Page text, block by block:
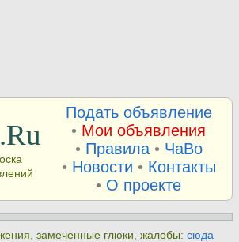
Подать объявление
• Мои объявления
• Правила• ЧаВо
• Новости • Контакты
• О проекте
замеченные глюки, жалобы:сюда